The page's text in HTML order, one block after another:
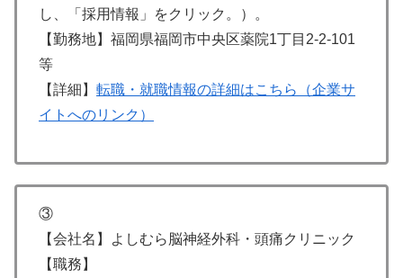
し、「採用情報」をクリック。）。
【勤務地】福岡県福岡市中央区薬院1丁目2-2-101
等
【詳細】 転職・就職情報の詳細はこちら（企業サ
イトへのリンク）
③
【会社名】よしむら脳神経外科・頭痛クリニック
【職務】